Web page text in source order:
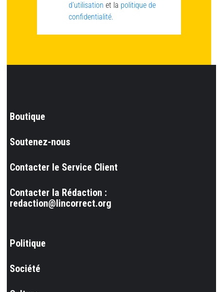
d’utilisation et la politique de
confidentialité.
Boutique
Soutenez-nous
Contacter le Service Client
Contacter la Rédaction :
redaction@lincorrect.org
Politique
Société